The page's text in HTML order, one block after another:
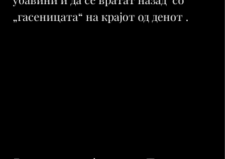
„гасеницата“ на крајот од денот .